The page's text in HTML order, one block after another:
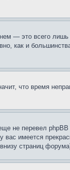
— это всего
как и
что время
не перевел
вас имеется
страниц